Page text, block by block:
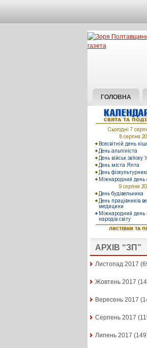
ГОЛОВНА
АРХІВ “ЗП”
Листопад 2017
Жовтень 2017
Вересень 2017
Серпень 2017
Липень 2017